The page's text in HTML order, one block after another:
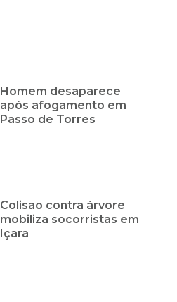
Homem desaparece
após afogamento em
Passo de Torres
Colisão contra árvore
mobiliza socorristas em
Içara